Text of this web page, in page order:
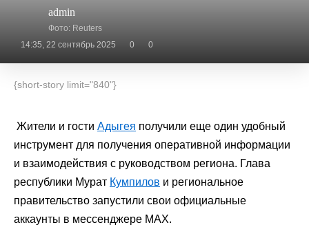
admin
Фото: Reuters
14:35, 22 сентябрь 2025
0 0
{short-story limit="840"}
Жители и гости Адыгея получили еще один удобный
инструмент для получения оперативной информации
и взаимодействия с руководством региона. Глава
республики Мурат Кумпилов и региональное
правительство запустили свои официальные
аккаунты в мессенджере МАХ.